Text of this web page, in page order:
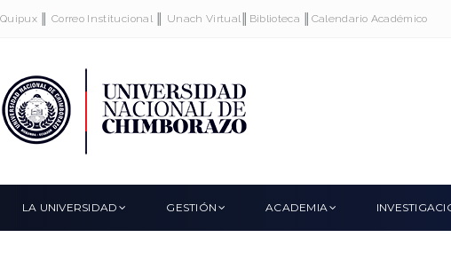
Quipux ║Correo Institucional║ Unach Virtual Biblioteca Calendario Académico
LA UNIVERSIDAD GESTIÓN ACADEMIA